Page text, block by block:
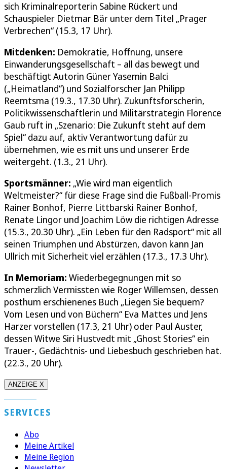
sich Kriminalreporterin Sabine Rückert und
Schauspieler Dietmar Bär unter dem Titel „Prager
Verbrechen“ (15.3, 17 Uhr).
Mitdenken: Demokratie, Hoffnung, unsere
Einwanderungsgesellschaft – all das bewegt und
beschäftigt Autorin Güner Yasemin Balci
(„Heimatland“) und Sozialforscher Jan Philipp
Reemtsma (19.3., 17.30 Uhr). Zukunftsforscherin,
Politikwissenschaftlerin und Militärstrategin Florence
Gaub ruft in „Szenario: Die Zukunft steht auf dem
Spiel“ dazu auf, aktiv Verantwortung dafür zu
übernehmen, wie es mit uns und unserer Erde
weitergeht. (1.3., 21 Uhr).
Sportsmänner: „Wie wird man eigentlich
Weltmeister?“ für diese Frage sind die Fußball-Promis
Rainer Bonhof, Pierre Littbarski Rainer Bonhof,
Renate Lingor und Joachim Löw die richtigen Adresse
(15.3., 20.30 Uhr). „Ein Leben für den Radsport“ mit all
seinen Triumphen und Abstürzen, davon kann Jan
Ullrich mit Sicherheit viel erzählen (17.3., 17.3 Uhr).
In Memoriam: Wiederbegegnungen mit so
schmerzlich Vermissten wie Roger Willemsen, dessen
posthum erschienenes Buch „Liegen Sie bequem?
Vom Lesen und von Büchern“ Eva Mattes und Jens
Harzer vorstellen (17.3, 21 Uhr) oder Paul Auster,
dessen Witwe Siri Hustvedt mit „Ghost Stories“ ein
Trauer-, Gedächtnis- und Liebesbuch geschrieben hat.
(22.3., 20 Uhr).
ANZEIGE X
SERVICES
Abo
Meine Artikel
Meine Region